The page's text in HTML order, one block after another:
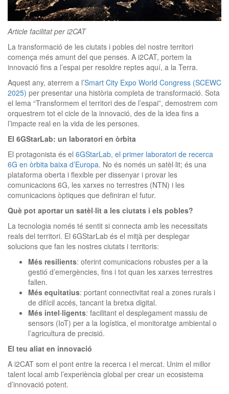
Article facilitat per i2CAT
La transformació de les ciutats i pobles del nostre territori
comença més amunt del que penses. A i2CAT, portem la
innovació fins a l’espai per resoldre reptes aquí, a la Terra.
Aquest any, aterrem a l’Smart City Expo World Congress (SCEWC
2025) per presentar una història completa de transformació. Sota
el lema “Transformem el territori des de l’espai”, demostrem com
orquestrem tot el cicle de la innovació, des de la idea fins a
l’impacte real en la vida de les persones.
El 6GStarLab: un laboratori en òrbita
El protagonista és el 6GStarLab, el primer laboratori de recerca
6G en òrbita baixa d’Europa. No és només un satèl·lit; és una
plataforma oberta i flexible per dissenyar i provar les
comunicacions 6G, les xarxes no terrestres (NTN) i les
comunicacions òptiques que definiran el futur.
Què pot aportar un satèl·lit a les ciutats i els pobles?
La tecnologia només té sentit si connecta amb les necessitats
reals del territori. El 6GStarLab és el mitjà per desplegar
solucions que fan les nostres ciutats i territoris:
Més resilients: oferint comunicacions robustes per a la
gestió d’emergències, fins i tot quan les xarxes terrestres
fallen.
Més equitatius: portant connectivitat real a zones rurals i
de difícil accés, tancant la bretxa digital.
Més intel·ligents: facilitant el desplegament massiu de
sensors (IoT) per a la logística, el monitoratge ambiental o
l’agricultura de precisió.
El teu aliat en innovació
A i2CAT som el pont entre la recerca i el mercat. Unim el millor
talent local amb l’experiència global per crear un ecosistema
d’innovació potent.